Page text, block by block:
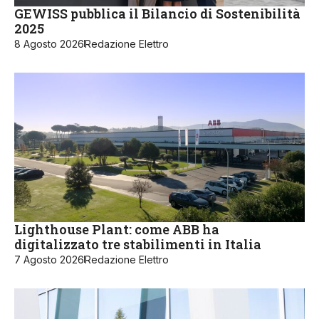
GEWISS pubblica il Bilancio di Sostenibilità
2025
8 Agosto 2026Redazione Elettro
Lighthouse Plant: come ABB ha
digitalizzato tre stabilimenti in Italia
7 Agosto 2026Redazione Elettro